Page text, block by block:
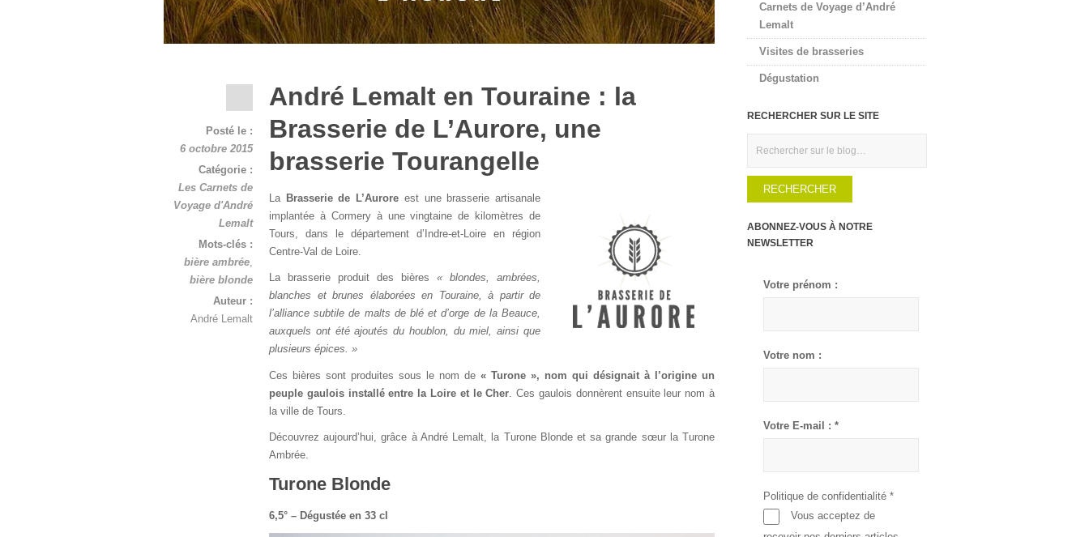
André Lemalt en Touraine : la
Brasserie de L’Aurore, une
brasserie Tourangelle
La Brasserie de L’Aurore est une brasserie artisanale
implantée à Cormery à une vingtaine de kilomètres de
Tours, dans le département d’Indre-et-Loire en région
Centre-Val de Loire.
La brasserie produit des bières « blondes, ambrées,
blanches et brunes élaborées en Touraine, à partir de
l’alliance subtile de malts de blé et d’orge de la Beauce,
auxquels ont été ajoutés du houblon, du miel, ainsi que
plusieurs épices. »
Ces bières sont produites sous le nom de « Turone », nom qui désignait à l’origine un
peuple gaulois installé entre la Loire et le Cher . Ces gaulois donnèrent ensuite leur nom à
la ville de Tours.
Découvrez aujourd’hui, grâce à André Lemalt, la Turone Blonde et sa grande sœur la Turone
Ambrée.
Turone Blonde
6,5° – Dégustée en 33 cl
Posté le :
6 octobre 2015
Catégorie :
Les Carnets de
Voyage d'André
Lemalt
Mots-clés :
bière ambrée
bière blonde
Auteur :
André Lemalt
Carnets de Voyage d’André
Lemalt
Visites de brasseries
Dégustation
RECHERCHER SUR LE SITE
ABONNEZ-VOUS À NOTRE
NEWSLETTER
Votre prénom :
Votre nom :
Votre E-mail : *
Politique de confidentialité *
Vous acceptez de